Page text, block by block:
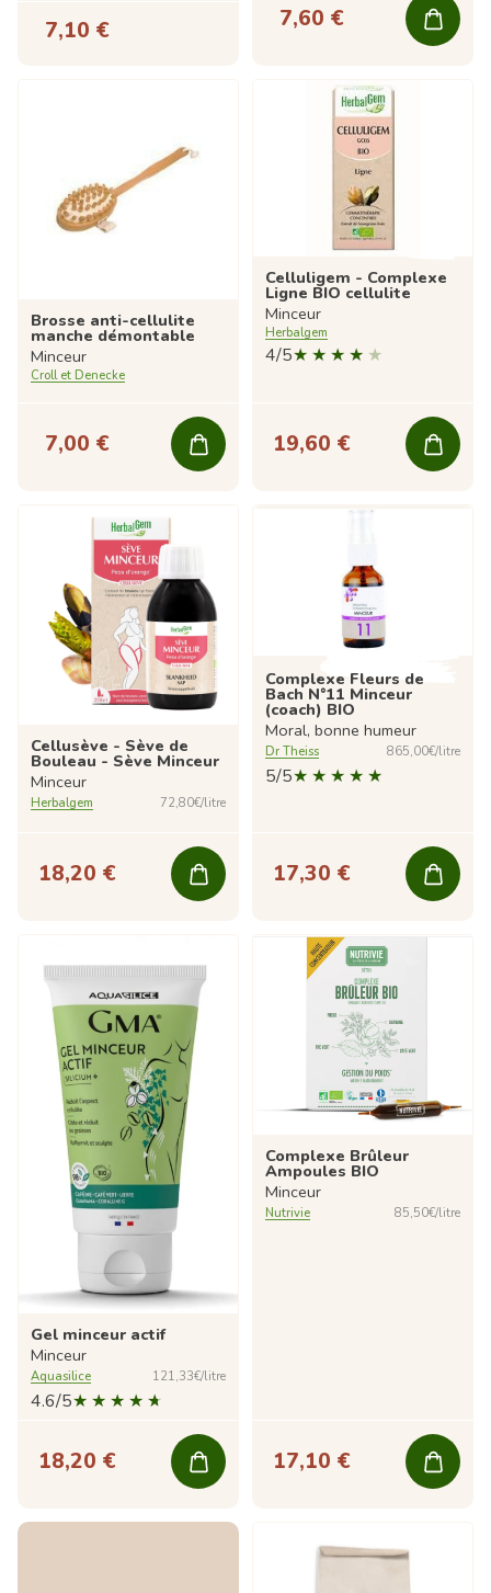
7,10 € 7,60 €
Brosse anti-cellulite
manche démontable
Minceur
Croll et Denecke
7,00 €
Celluligem - Complexe
Ligne BIO cellulite
Minceur
Herbalgem
4/5
19,60 €
Cellusève - Sève de
Bouleau - Sève Minceur
Minceur
Herbalgem 72,80€/litre
18,20 €
Complexe Fleurs de
Bach N°11 Minceur
(coach) BIO
Moral, bonne humeur
Dr Theiss 865,00€/litre
5/5
17,30 €
Gel minceur actif
Minceur
Aquasilice 121,33€/litre
4.6/5
18,20 €
Complexe Brûleur
Ampoules BIO
Minceur
Nutrivie 85,50€/litre
17,10 €